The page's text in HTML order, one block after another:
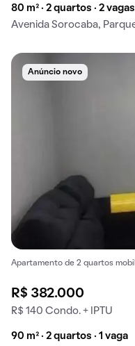
80 m² · 2 quartos · 2 vagas
Avenida Sorocaba,
Anúncio novo
Apartamento de 2 quartos
R$ 382.000
R$ 140 Condo. + IPTU
90 m² · 2 quartos · 1 vaga